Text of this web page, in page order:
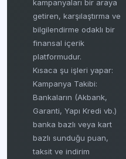
kampanyaları bir araya
getiren, karşılaştırma ve
bilgilendirme odaklı bir
finansal içerik
platformudur.
Kısaca şu işleri yapar:
Kampanya Takibi:
Bankaların (Akbank,
Garanti, Yapı Kredi vb.)
banka bazlı veya kart
bazlı sunduğu puan,
taksit ve indirim